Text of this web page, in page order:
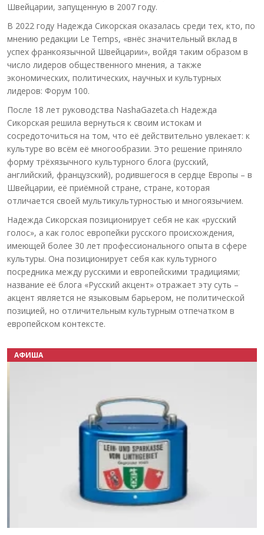
Швейцарии, запущенную в 2007 году.
В 2022 году Надежда Сикорская оказалась среди тех, кто, по
мнению редакции Le Temps, «внёс значительный вклад в
успех франкоязычной Швейцарии», войдя таким образом в
число лидеров общественного мнения, а также
экономических, политических, научных и культурных
лидеров: Форум 100.
После 18 лет руководства NashaGazeta.ch Надежда
Сикорская решила вернуться к своим истокам и
сосредоточиться на том, что её действительно увлекает: к
культуре во всём её многообразии. Это решение приняло
форму трёхязычного культурного блога (русский,
английский, французский), родившегося в сердце Европы – в
Швейцарии, её приёмной стране, стране, которая
отличается своей мультикультурностью и многоязычием.
Надежда Сикорская позиционирует себя не как «русский
голос», а как голос европейки русского происхождения,
имеющей более 30 лет профессионального опыта в сфере
культуры. Она позиционирует себя как культурного
посредника между русскими и европейскими традициями;
название её блога «Русский акцент» отражает эту суть –
акцент является не языковым барьером, не политической
позицией, но отличительным культурным отпечатком в
европейском контексте.
АФИША